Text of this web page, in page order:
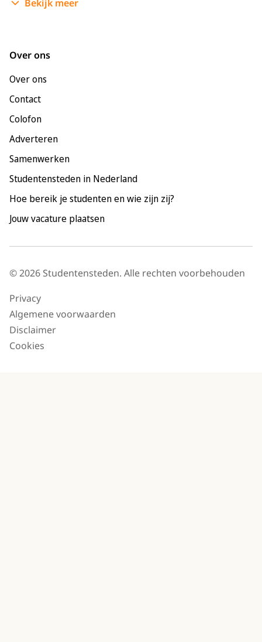
Enschede
Bekijk meer
Over ons
Over ons
Contact
Colofon
Adverteren
Samenwerken
Studentensteden in Nederland
Hoe bereik je studenten en wie zijn zij?
Jouw vacature plaatsen
© 2026 Studentensteden. Alle rechten voorbehouden
Privacy
Algemene voorwaarden
Disclaimer
Cookies